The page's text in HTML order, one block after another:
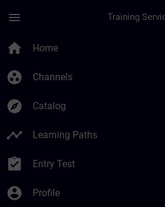
menu
home Home
group_work Channels
explore Catalog
timeline Learning Paths
assignment_turned_in Entry Test
account_circle Profile